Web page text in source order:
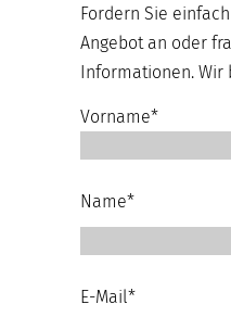
Fordern Sie
Angebot an oder
Informationen. Wir
Vorname*
Name*
E-Mail*